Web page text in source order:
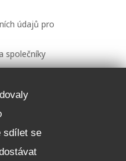
údajů pro
společníky
VŮZ
sdílet se